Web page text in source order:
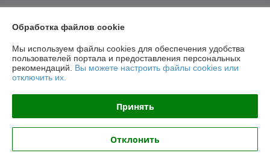
Контакты
Доставка и оплата
Обработка файлов cookie
Мы используем файлы cookies для обеспечения удобства
пользователей портала и предоставления персональных
рекомендаций. Вы можете настроить файлы cookies или
отключить их.
Принять
Отклонить